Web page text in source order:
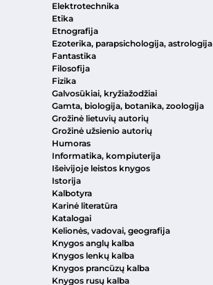
Elektrotechnika
Etika
Etnografija
Ezoterika, parapsichologija, astrologija
Fantastika
Filosofija
Fizika
Galvosūkiai, kryžiažodžiai
Gamta, biologija, botanika, zoologija
Grožinė lietuvių autorių
Grožinė užsienio autorių
Humoras
Informatika, kompiuterija
Išeivijoje leistos knygos
Istorija
Kalbotyra
Karinė literatūra
Katalogai
Kelionės, vadovai, geografija
Knygos anglų kalba
Knygos lenkų kalba
Knygos prancūzų kalba
Knygos rusų kalba